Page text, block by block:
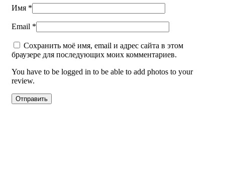
Имя *
Email *
Сохранить моё имя, email и адрес сайта в этом
браузере для последующих моих комментариев.
You have to be logged in to be able to add photos to your
review.